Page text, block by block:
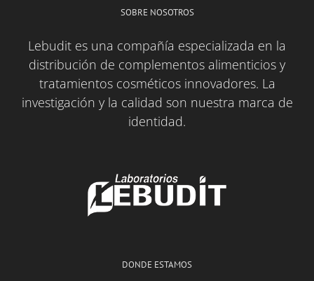
SOBRE NOSOTROS
Lebudit es una compañía especializada en la
distribución de complementos alimenticios y
tratamientos cosméticos innovadores. La
investigación y la calidad son nuestra marca de
identidad.
DONDE ESTAMOS